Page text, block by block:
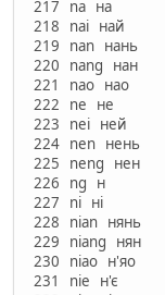
217 na на
218 nai най
219 nan нань
220 nang нан
221 nao нао
222 ne не
223 nei ней
224 nen нень
225 neng нен
226 ng н
227 ni ні
228 nian нянь
229 niang нян
230 niao н'яо
231 nie н'є